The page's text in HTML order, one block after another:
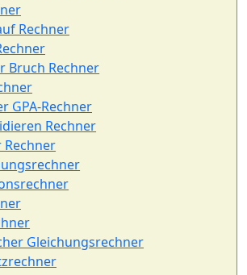
Rechner
Bruch Rechner
GPA-Rechner
Rechner
Rechner
Gleichungsrechner